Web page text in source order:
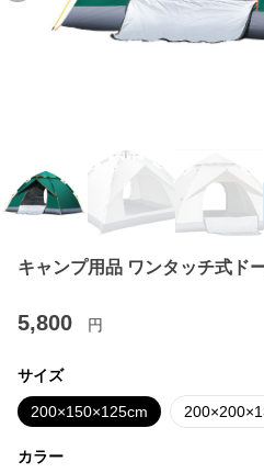
キャンプ用品 ワンタッチ式ド
5,800 円
サイズ
200×150×125cm
カラー